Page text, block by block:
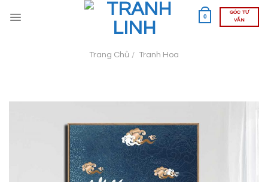
0
GÓC TƯ
VẤN
Trang Chủ / Tranh Hoa